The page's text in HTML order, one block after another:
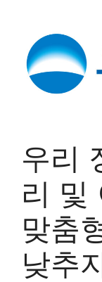
우리
리 및
맞춤
낮추